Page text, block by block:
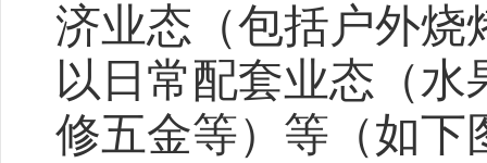
济业态（包括户外烧
以日常配套业态（
修五金等）等（如下